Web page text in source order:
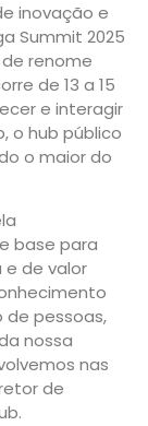
inovação e
Summit 2025
renome
de 13 a 15
e interagir
o hub público
o maior do
base para
de valor
de pessoas,
nossa
nas
de